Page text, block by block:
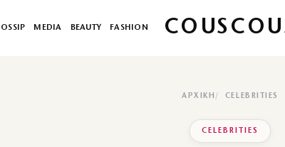
MEDIA BEAUTY FASHION
ΑΡΧΙΚΉ CELEBRITIES
CELEBRITIES